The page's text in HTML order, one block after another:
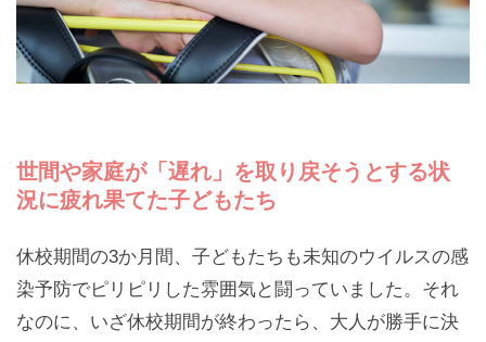
世間や家庭が「遅れ」を取り戻そうとする状
況に疲れ果てた子どもたち
休校期間の3か月間、子どもたちも未知のウイルスの感
染予防でピリピリした雰囲気と闘っていました。それ
なのに、いざ休校期間が終わったら、大人が勝手に決